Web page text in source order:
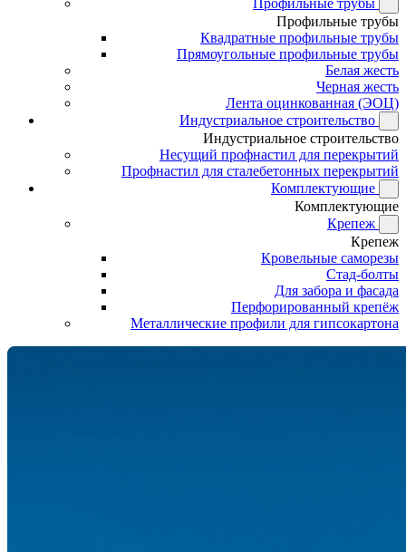
Профильные трубы
Профильные трубы
Квадратные профильные трубы
Прямоугольные профильные трубы
Белая жесть
Черная жесть
Лента оцинкованная (ЭОЦ)
Индустриальное строительство
Индустриальное строительство
Несущий профнастил для перекрытий
Профнастил для сталебетонных перекрытий
Комплектующие
Комплектующие
Крепеж
Крепеж
Кровельные саморезы
Стад-болты
Для забора и фасада
Перфорированный крепёж
Металлические профили для гипсокартона